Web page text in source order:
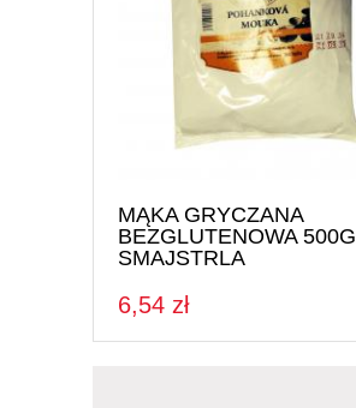
MĄKA GRYCZANA
BEZGLUTENOWA 500G
SMAJSTRLA
6,54 zł